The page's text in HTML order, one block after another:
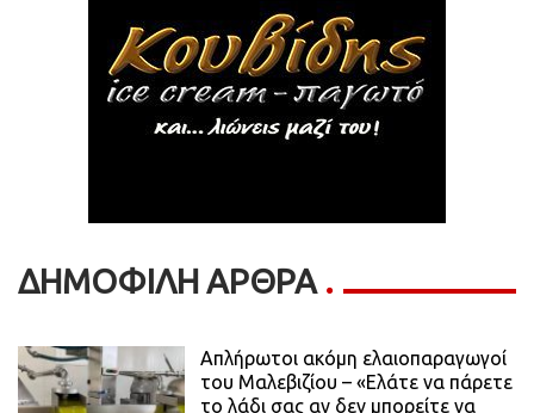
ΔΗΜΟΦΙΛΗ ΑΡΘΡΑ
Απλήρωτοι ακόμη ελαιοπαραγωγοί
του Μαλεβιζίου – «Ελάτε να πάρετε
το λάδι σας αν δεν μπορείτε να